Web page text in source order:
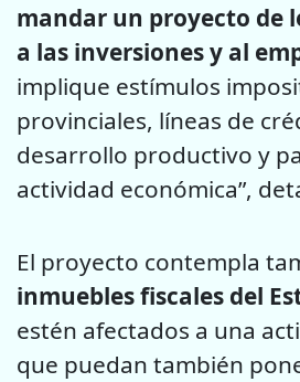
mandar un proyecto de
a las inversiones y al
implique estímulos
provinciales, líneas de
desarrollo productivo y
actividad económica”,
El proyecto contempla
inmuebles fiscales del
estén afectados a una
que puedan también